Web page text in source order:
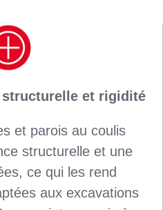
structurelle et rigidité
et parois au coulis
structurelle et une
ce qui les rend
aux excavations